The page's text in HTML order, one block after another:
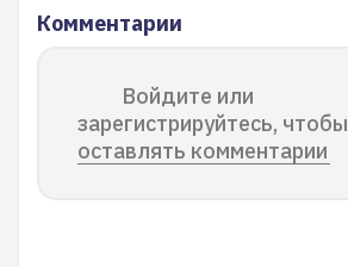
Комментарии
Войдите или
зарегистрируйтесь, чтобы
оставлять комментарии